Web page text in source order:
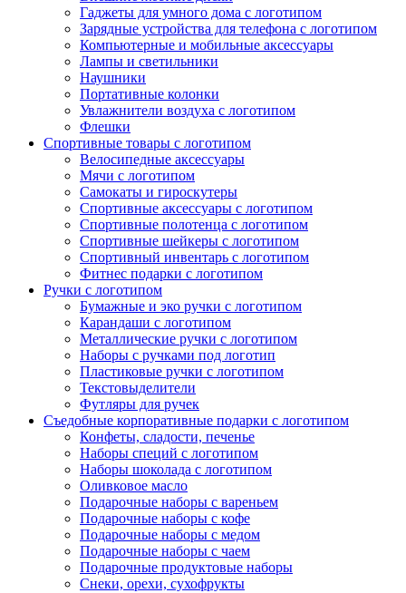
Гаджеты для умного дома с логотипом
Зарядные устройства для телефона с логотипом
Компьютерные и мобильные аксессуары
Лампы и светильники
Наушники
Портативные колонки
Увлажнители воздуха с логотипом
Флешки
Спортивные товары с логотипом
Велосипедные аксессуары
Мячи с логотипом
Самокаты и гироскутеры
Спортивные аксессуары с логотипом
Спортивные полотенца с логотипом
Спортивные шейкеры с логотипом
Спортивный инвентарь с логотипом
Фитнес подарки с логотипом
Ручки с логотипом
Бумажные и эко ручки с логотипом
Карандаши с логотипом
Металлические ручки с логотипом
Наборы с ручками под логотип
Пластиковые ручки с логотипом
Текстовыделители
Футляры для ручек
Съедобные корпоративные подарки с логотипом
Конфеты, сладости, печенье
Наборы специй с логотипом
Наборы шоколада с логотипом
Оливковое масло
Подарочные наборы с вареньем
Подарочные наборы с кофе
Подарочные наборы с медом
Подарочные наборы с чаем
Подарочные продуктовые наборы
Снеки, орехи, сухофрукты